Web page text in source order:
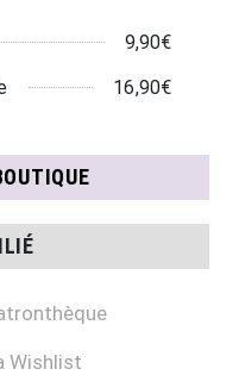
9,90€
16,90€
Wishlist